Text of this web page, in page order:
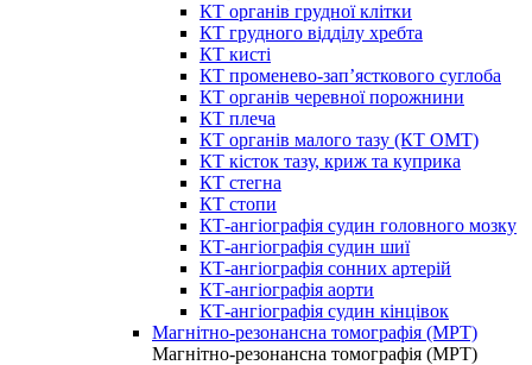
КТ органів грудної клітки
КТ грудного відділу хребта
КТ кисті
КТ променево-зап’ясткового суглоба
КТ органів черевної порожнини
КТ плеча
КТ органів малого тазу (КТ ОМТ)
КТ кісток тазу, криж та куприка
КТ стегна
КТ стопи
КТ-ангіографія судин головного мозку
КТ-ангіографія судин шиї
КТ-ангіографія сонних артерій
КТ-ангіографія аорти
КТ-ангіографія судин кінцівок
Магнітно-резонансна томографія (МРТ)
Магнітно-резонансна томографія (МРТ)